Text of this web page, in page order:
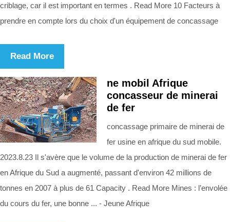
criblage, car il est important en termes . Read More 10 Facteurs à
prendre en compte lors du choix d'un équipement de concassage
Read More
ne mobil Afrique
concasseur de minerai
de fer
concassage primaire de minerai de
fer usine en afrique du sud mobile.
2023.8.23 Il s'avère que le volume de la production de minerai de fer
en Afrique du Sud a augmenté, passant d'environ 42 millions de
tonnes en 2007 à plus de 61 Capacity . Read More Mines : l’envolée
du cours du fer, une bonne ... - Jeune Afrique